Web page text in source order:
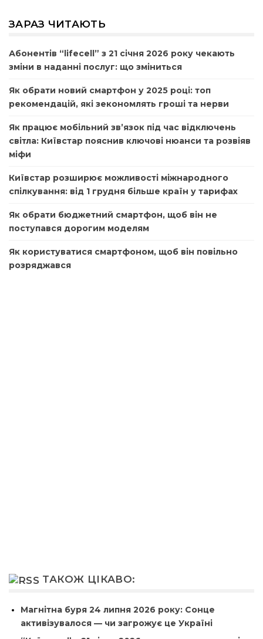
ЗАРАЗ ЧИТАЮТЬ
Абонентів “lifecell” з 21 січня 2026 року чекають
зміни в наданні послуг: що зміниться
Як обрати новий смартфон у 2025 році: топ
рекомендацій, які зекономлять гроші та нерви
Як працює мобільний зв’язок під час відключень
світла: Київстар пояснив ключові нюанси та розвіяв
міфи
Київстар розширює можливості міжнародного
спілкування: від 1 грудня більше країн у тарифах
Як обрати бюджетний смартфон, щоб він не
поступався дорогим моделям
Як користуватися смартфоном, щоб він повільно
розряджався
ТАКОЖ ЦІКАВО:
Магнітна буря 24 липня 2026 року: Сонце
активізувалося — чи загрожує це Україні